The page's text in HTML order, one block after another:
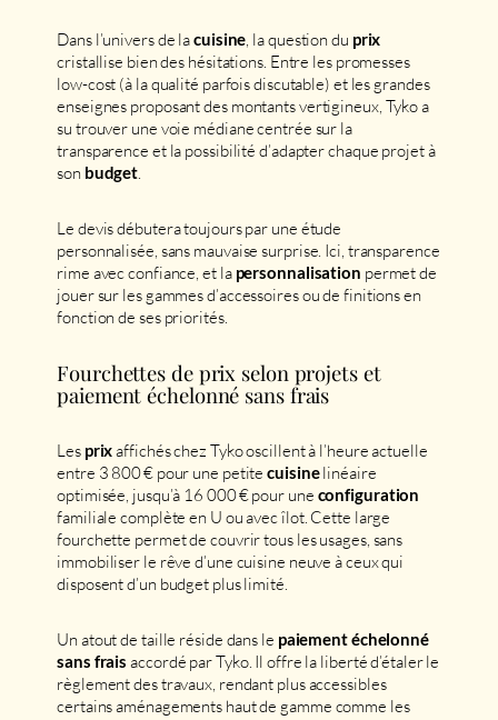
Dans l’univers de lacuisine , la question du prix
cristallise bien des hésitations. Entre les promesses
low-cost (à la qualité parfois discutable) et les grandes
enseignes proposant des montants vertigineux, Tyko a
su trouver une voie médiane centrée sur la
transparence et la possibilité d’adapter chaque projet à
son budget
Le devis débutera toujours par une étude
personnalisée, sans mauvaise surprise. Ici, transparence
rime avec confiance, et la personnalisation permet de
jouer sur les gammes d’accessoires ou de finitions en
fonction de ses priorités.
Fourchettes de prix selon projets et
paiement échelonné sans frais
Les prixaffichés chez Tyko oscillent à l’heure actuelle
entre 3 800 € pour une petitecuisinelinéaire
optimisée, jusqu’à 16 000 € pour une configuration
familiale complète en U ou avec îlot. Cette large
fourchette permet de couvrir tous les usages, sans
immobiliser le rêve d’une cuisine neuve à ceux qui
disposent d’un budget plus limité.
Un atout de taille réside dans le paiement échelonné
sans frais accordé par Tyko. Il offre la liberté d’étaler le
règlement des travaux, rendant plus accessibles
certains aménagements haut de gamme comme les